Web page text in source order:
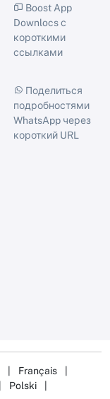
Boost App
Downlocs с
короткими
ссылками
Поделиться
подробностями
WhatsApp через
короткий URL
Français
Polski